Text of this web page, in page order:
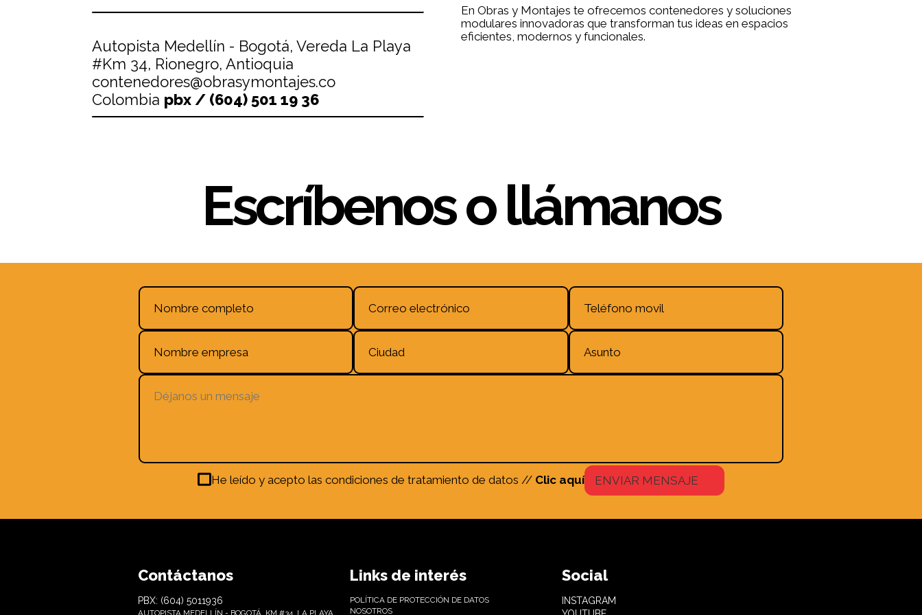
Autopista Medellín - Bogotá, Vereda La Playa
#Km 34, Rionegro, Antioquia
contenedores@obrasymontajes.co
Colombia pbx / (604) 501 19 36
En Obras y Montajes te ofrecemos contenedores y soluciones
modulares innovadoras que transforman tus ideas en espacios
eficientes, modernos y funcionales.
Escríbenos o llámanos
He leído y acepto las condiciones de tratamiento de datos // Clic aquí ENVIAR MENSAJE
Contáctanos
PBX: (604) 5011936
AUTOPISTA MEDELLÍN - BOGOTÁ, KM #34, LA PLAYA,
Links de interés
POLÍTICA DE PROTECCIÓN DE DATOS
NOSOTROS
Social
INSTAGRAM